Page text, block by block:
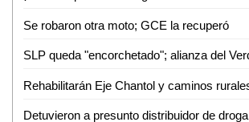
Se robaron otra moto; GCE la recuperó
Detuvieron a presunto distribuidor de droga